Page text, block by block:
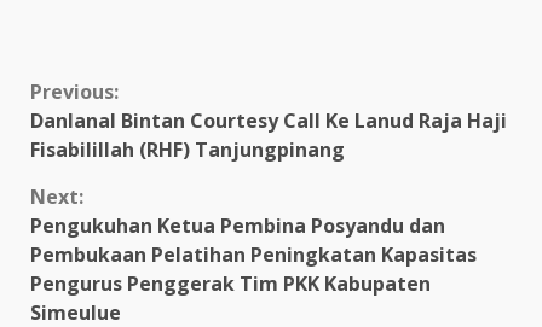
Continue
Reading
Previous:
Danlanal Bintan Courtesy Call Ke Lanud Raja Haji
Fisabilillah (RHF) Tanjungpinang
Next:
Pengukuhan Ketua Pembina Posyandu dan
Pembukaan Pelatihan Peningkatan Kapasitas
Pengurus Penggerak Tim PKK Kabupaten
Simeulue